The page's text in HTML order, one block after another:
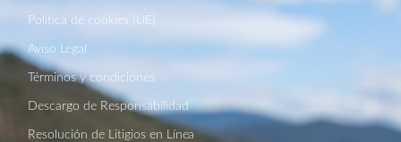
Política de cookies (UE)
Aviso Legal
Términos y condiciones
Descargo de Responsabilidad
Resolución de Litigios en Línea